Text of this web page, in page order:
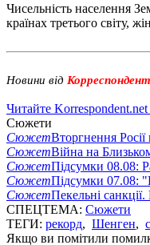
Чисельність населення
країнах третього світу,
Новини від
Читайте
Сюжети
СюжетВторгнення
СюжетВійна на
СюжетПідсумки 08.08:
СюжетПідсумки 07.08:
СюжетПекельні
СПЕЦТЕМА: Сюжети
ТЕГИ: рекорд, Шенген,
Якщо ви помітили